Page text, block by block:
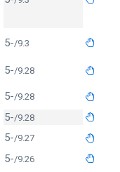
5-/9.3
5-/9.28
5-/9.28
5-/9.28
5-/9.27
5-/9.26